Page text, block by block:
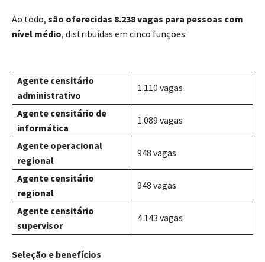
Ao todo, são oferecidas 8.238 vagas para pessoas com
nível médio, distribuídas em cinco funções:
Agente censitário
administrativo
1.110 vagas
Agente censitário de
informática
1.089 vagas
Agente operacional
regional
948 vagas
Agente censitário
regional
948 vagas
Agente censitário
supervisor
4.143 vagas
Seleção e benefícios